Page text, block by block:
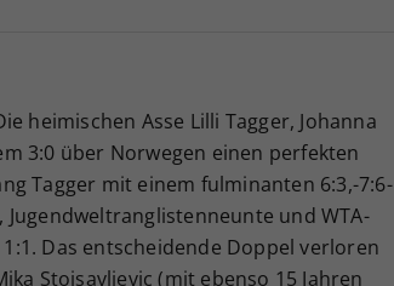
heimischen Asse Lilli Tagger, Johanna
3:0 über Norwegen einen perfekten
Tagger mit einem fulminanten 6:3,-7:6-
und WTA-
Das entscheidende Doppel verloren
Stojsavljevic (mit ebenso 15 Jahren